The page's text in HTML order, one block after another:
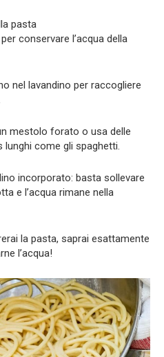
pasta
conservare l’acqua della
nel lavandino per raccogliere
mestolo forato o usa delle
lunghi come gli spaghetti.
incorporato: basta sollevare
e l’acqua rimane nella
la pasta, saprai esattamente
l’acqua!